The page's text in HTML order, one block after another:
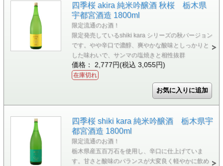
四季桜 akira 純米吟醸酒 秋桜 栃木県
宇都宮酒造 1800ml
限定流通のお酒！
限定発売しているshiki kara シリーズの秋バージョン
です。やや辛口で濃醇、爽やかな酸味としっかりと
した味わいで、サンマの塩焼きと相性抜群
価格： 2,777円(税込 3,055円)
在庫切れ
四季桜 shiki kara 純米吟醸酒 栃木県宇
都宮酒造 1800ml
限定流通のお酒！
栃木県産五百万石を使用し、辛口に仕上げていま
す。甘さと酸味のバランスが大変良く軽やかに飲め